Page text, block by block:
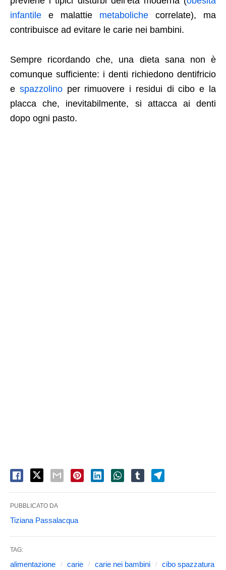
infantile e malattie metaboliche correlate), ma
contribuisce ad evitare le carie nei bambini.
Sempre ricordando che, una dieta sana non è
comunque sufficiente: i denti richiedono dentifricio
e spazzolinoper rimuovere i residui di cibo e la
placca che, inevitabilmente, si attacca ai denti
dopo ogni pasto.
PUBBLICATO DA
Tiziana Passalacqua
TAG:
alimentazione carie carie nei bambini
cibo spazzatura